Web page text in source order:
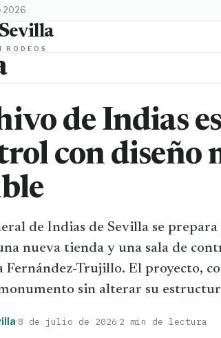
2026
de Indias
con diseño
de Indias de Sevilla se
nueva tienda y una sala de
Fernández-Trujillo. El proyecto,
sin alterar su
·8 de julio de 2026·2 min de lectura